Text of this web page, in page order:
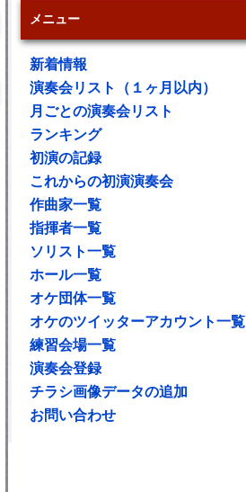
メニュー
新着情報
演奏会リスト（１ヶ月以内）
月ごとの演奏会リスト
ランキング
初演の記録
これからの初演演奏会
作曲家一覧
指揮者一覧
ソリスト一覧
ホール一覧
オケ団体一覧
オケのツイッターアカウント一覧
練習会場一覧
演奏会登録
チラシ画像データの追加
お問い合わせ